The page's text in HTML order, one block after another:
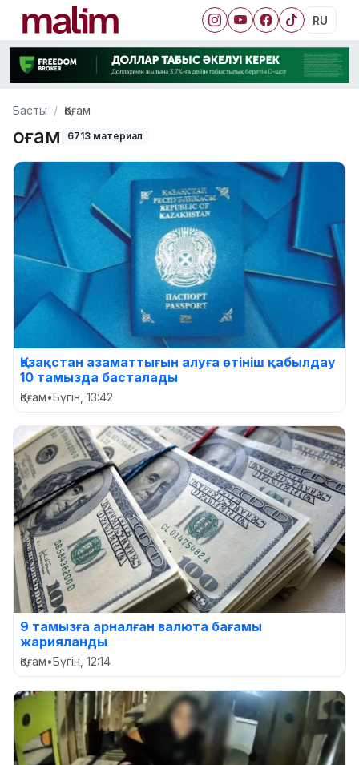
RU
Басты Қоғам
Қоғам 6713 материал
Қазақстан азаматтығын алуға өтініш қабылдау
10 тамызда басталады
Қоғам•Бүгін, 13:42
9 тамызға арналған валюта бағамы
жарияланды
Қоғам•Бүгін, 12:14